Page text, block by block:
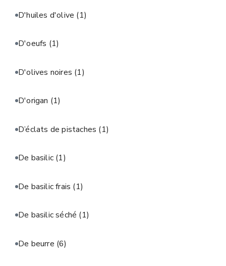
D'huiles d'olive (1)
D'oeufs (1)
D'olives noires (1)
D'origan (1)
D’éclats de pistaches (1)
De basilic (1)
De basilic frais (1)
De basilic séché (1)
De beurre (6)